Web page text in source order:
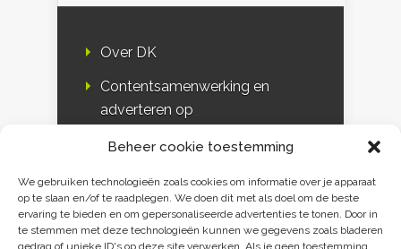
Beheer cookie toestemming
We gebruiken technologieën zoals cookies om informatie over je apparaat
op te slaan en/of te raadplegen. We doen dit met als doel om de beste
ervaring te bieden en om gepersonaliseerde advertenties te tonen. Door in
te stemmen met deze technologieën kunnen we gegevens zoals bladeren
gedrag of unieke ID's op deze site verwerken. Als je geen toestemming
Over DK
Contentsamenwerking en
adverteren op
DK & media
Disclaimer